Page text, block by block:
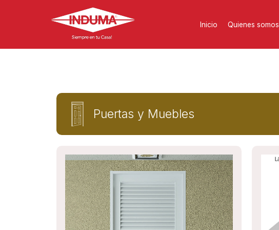
Inicio Quienes somos
Puertas y Muebles